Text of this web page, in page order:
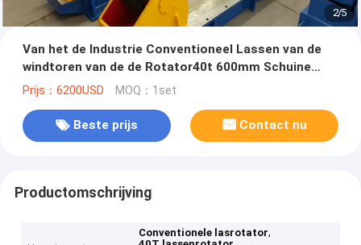
2/5
Van het de Industrie Conventioneel Lassen van de
windtoren van de de Rotator40t 600mm Schuine
stand het Lasseninstelmechanisme
Prijs：6200USD MOQ：1set
Beste prijs Contact nu
Productomschrijving
Conventionele lasrotator,